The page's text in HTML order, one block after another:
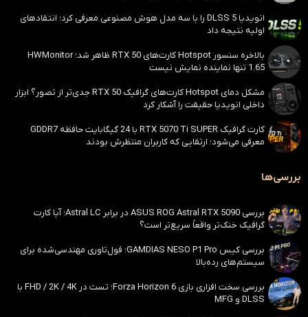
انویدیا DLSS 5 را با سه مدل هوش مصنوعی معرفی کرد؛ انتقادهای
اولیه نتیجه داد
بالاخره سنسور Hotspot کارت‌های RTX 50 ظاهر شد؛ HWMonitor
1.65 تنها نماینده نمایش نیست
مشکل دمای Hotspot کارت‌های گرافیک RTX 50 جدی‌تر از تصور؟ ابزار
داخلی انویدیا حقیقت را آشکار کرد
کارت گرافیک RTX 5070 Ti SUPER با 24 گیگابایت حافظه GDDR7
معرفی می‌شود؛ ارتقایی که کاربران منتظرش بودند
بررسی‌ها
بررسی ASUS ROG Astral RTX 5090 در برابر Astral LC؛ آیا کارت
گرافیک خنک‌تر واقعاً سریع‌تر است؟
بررسی کیس GAMDIAS NESO P1 Pro؛ فول‌تاوری مهندسی‌شده برای
سیستم‌های رده‌بالا
بررسی سخت افزاری بازی Forza Horizon 6؛ تست در FHD / 2K / 4K با
DLSS و MFG